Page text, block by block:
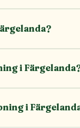
i
i